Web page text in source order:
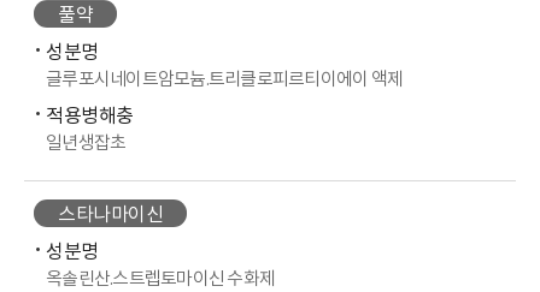
풀약
성분명
글루포시네이트암모늄.트리클로피르티이에이 액제
적용병해충
일년생잡초
스타나마이신
성분명
옥솔린산.스트렙토마이신 수화제